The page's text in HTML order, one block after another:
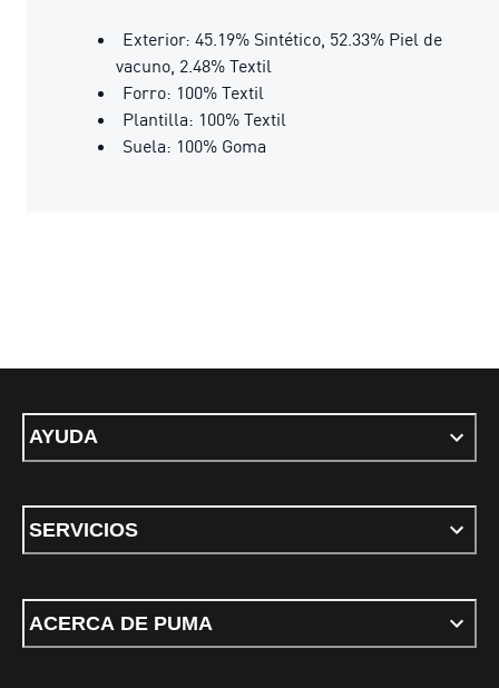
Exterior: 45.19% Sintético, 52.33% Piel de
vacuno, 2.48% Textil
Forro: 100% Textil
Plantilla: 100% Textil
Suela: 100% Goma
AYUDA
SERVICIOS
ACERCA DE PUMA